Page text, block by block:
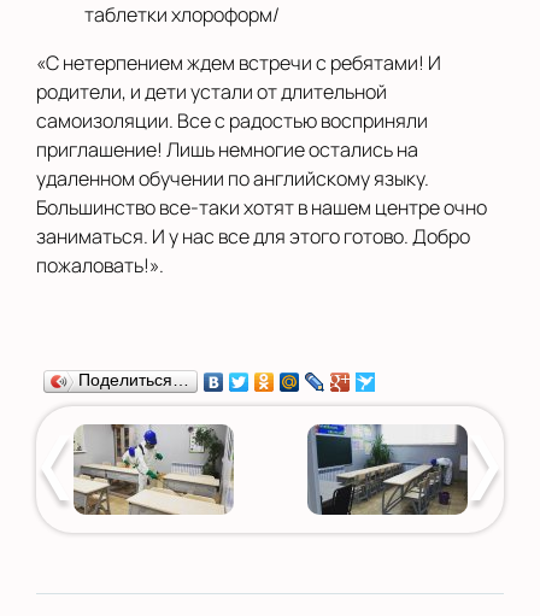
таблетки хлороформ/
«С нетерпением ждем встречи с ребятами! И
родители, и дети устали от длительной
самоизоляции. Все с радостью восприняли
приглашение! Лишь немногие остались на
удаленном обучении по английскому языку.
Большинство все-таки хотят в нашем центре очно
заниматься. И у нас все для этого готово. Добро
пожаловать!».
Поделиться…